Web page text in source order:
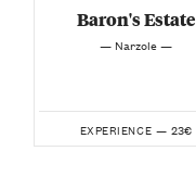
Baron's Estate
— Narzole —
EXPERIENCE — 23€